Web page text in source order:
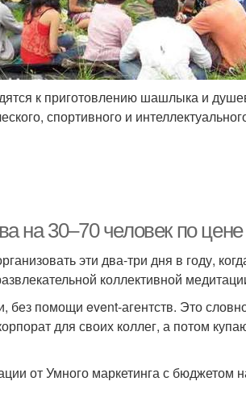
к приготовлению шашлыка и
спортивного и
на 30–70 человек по
эти два-три дня в году,
коллективной
помощи event-агентств. Это словно
для своих коллег, а потом
от Умного маркетинга с бюджетом